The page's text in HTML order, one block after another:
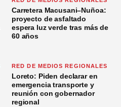
Carretera Macusani–Nuñoa:
proyecto de asfaltado
espera luz verde tras más de
60 años
RED DE MEDIOS REGIONALES
Loreto: Piden declarar en
emergencia transporte y
reunión con gobernador
regional